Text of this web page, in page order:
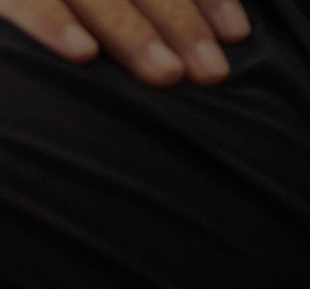
datos y todo lo que
necesitas saber
sobre ella